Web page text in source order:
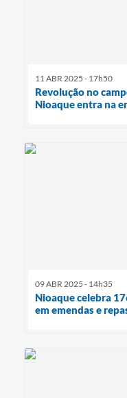
11 ABR 2025 - 17h50
Revolução no
Nioaque entra na
09 ABR 2025 - 14h35
Nioaque celebra
em emendas e